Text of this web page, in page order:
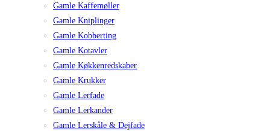
Gamle Kaffemøller
Gamle Kniplinger
Gamle Kobberting
Gamle Kotavler
Gamle Køkkenredskaber
Gamle Krukker
Gamle Lerfade
Gamle Lerkander
Gamle Lerskåle & Dejfade